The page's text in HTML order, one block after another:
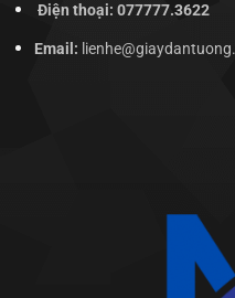
Điện thoại: 077777.3622
Email: